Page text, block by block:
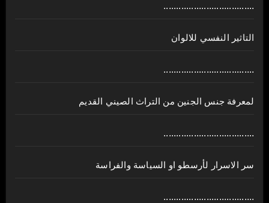
....................................
التاثير النفسي للالوان
....................................
لمعرفة جنس الجنين من التراث الصيني القديم
....................................
سر الاسرار لأرسطو او السياسة والفراسة
....................................